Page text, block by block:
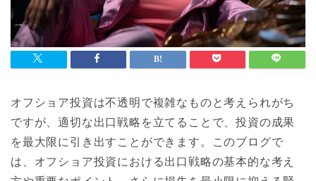
オフショア投資は不透明で複雑なものと考えられがち
ですが、適切な出口戦略を立てることで、投資の成果
を最大限に引き出すことができます。このブログで
は、オフショア投資における出口戦略の基本的な考え